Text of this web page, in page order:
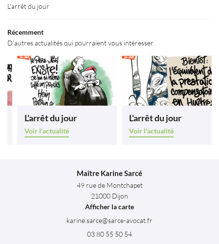
Contact
ESPACE PRO Rejoignez-
L'arrêt du jour
Récemment
D'autres actualités qui pourraient vous intéresser
L'arrêt du jour
Voir l'actualité
L'arrêt du jour
Voir l'actualité
Maître Karine Sarcé
49 rue de Montchapet
21000 Dijon
Afficher la carte
03 80 55 50 54